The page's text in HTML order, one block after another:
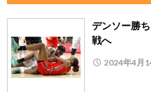
デンソー勝
戦へ
2024年4月